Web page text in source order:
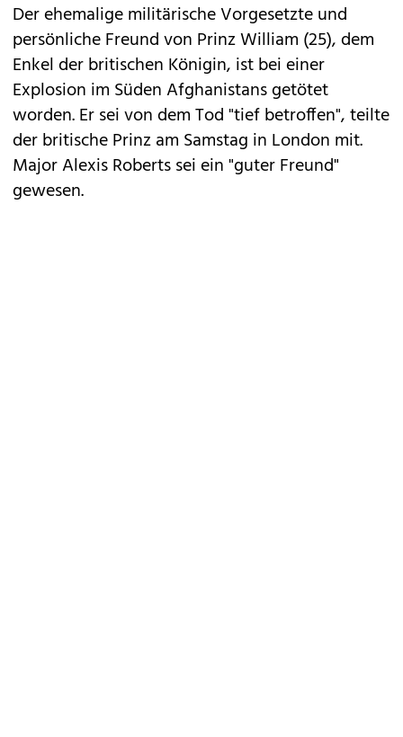
Der ehemalige militärische Vorgesetzte und
persönliche Freund von Prinz William (25), dem
Enkel der britischen Königin, ist bei einer
Explosion im Süden Afghanistans getötet
worden. Er sei von dem Tod "tief betroffen", teilte
der britische Prinz am Samstag in London mit.
Major Alexis Roberts sei ein "guter Freund"
gewesen.